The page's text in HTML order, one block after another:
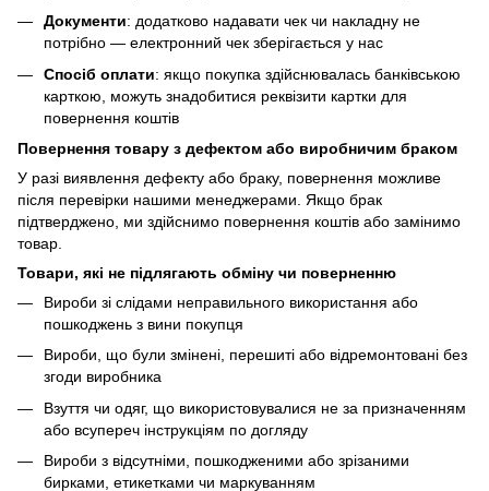
Документи: додатково надавати чек чи накладну не
потрібно — електронний чек зберігається у нас
Спосіб оплати: якщо покупка здійснювалась банківською
карткою, можуть знадобитися реквізити картки для
повернення коштів
Повернення товару з дефектом або виробничим браком
У разі виявлення дефекту або браку, повернення можливе
після перевірки нашими менеджерами. Якщо брак
підтверджено, ми здійснимо повернення коштів або замінимо
товар.
Товари, які не підлягають обміну чи поверненню
Вироби зі слідами неправильного використання або
пошкоджень з вини покупця
Вироби, що були змінені, перешиті або відремонтовані без
згоди виробника
Взуття чи одяг, що використовувалися не за призначенням
або всупереч інструкціям по догляду
Вироби з відсутніми, пошкодженими або зрізаними
бирками, етикетками чи маркуванням